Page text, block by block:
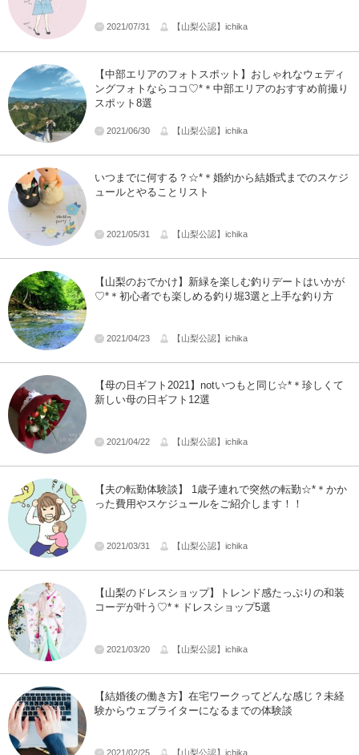
2021/07/31 【山梨公認】ichika
【中部エリアのフォトスポット】おしゃれなウェディ
ングフォトならココ♡*＊中部エリアのおすすめ前撮り
スポット8選
2021/06/30 【山梨公認】ichika
いつまでに何する？☆*＊婚約から結婚式までのスケジ
ュールとやることリスト
2021/05/31 【山梨公認】ichika
【山梨のおでかけ】新緑を楽しむ釣りデートはいかが
♡*＊初心者でも楽しめる釣り堀3選と上手な釣り方
2021/04/23 【山梨公認】ichika
【母の日ギフト2021】notいつもと同じ☆*＊珍しくて
新しい母の日ギフト12選
2021/04/22 【山梨公認】ichika
【夫の転勤体験談】 1歳子連れで突然の転勤☆*＊かか
った費用やスケジュールをご紹介します！！
2021/03/31 【山梨公認】ichika
【山梨のドレスショップ】トレンド感たっぷりの和装
コーデが叶う♡*＊ドレスショップ5選
2021/03/20 【山梨公認】ichika
【結婚後の働き方】在宅ワークってどんな感じ？未経
験からウェブライターになるまでの体験談
2021/02/25 【山梨公認】ichika